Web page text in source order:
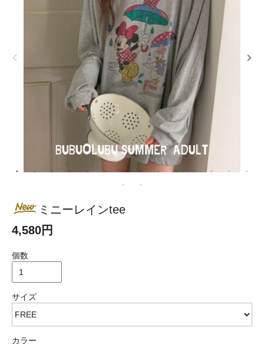
ミニーレインtee
4,580円
個数
サイズ
カラー